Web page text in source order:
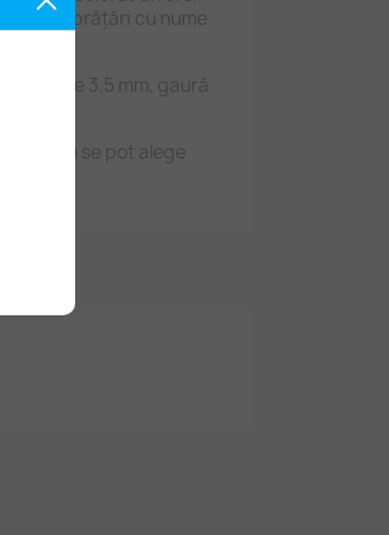
brățări cu nume
grosime 3,5 mm, gaură
nu se pot alege